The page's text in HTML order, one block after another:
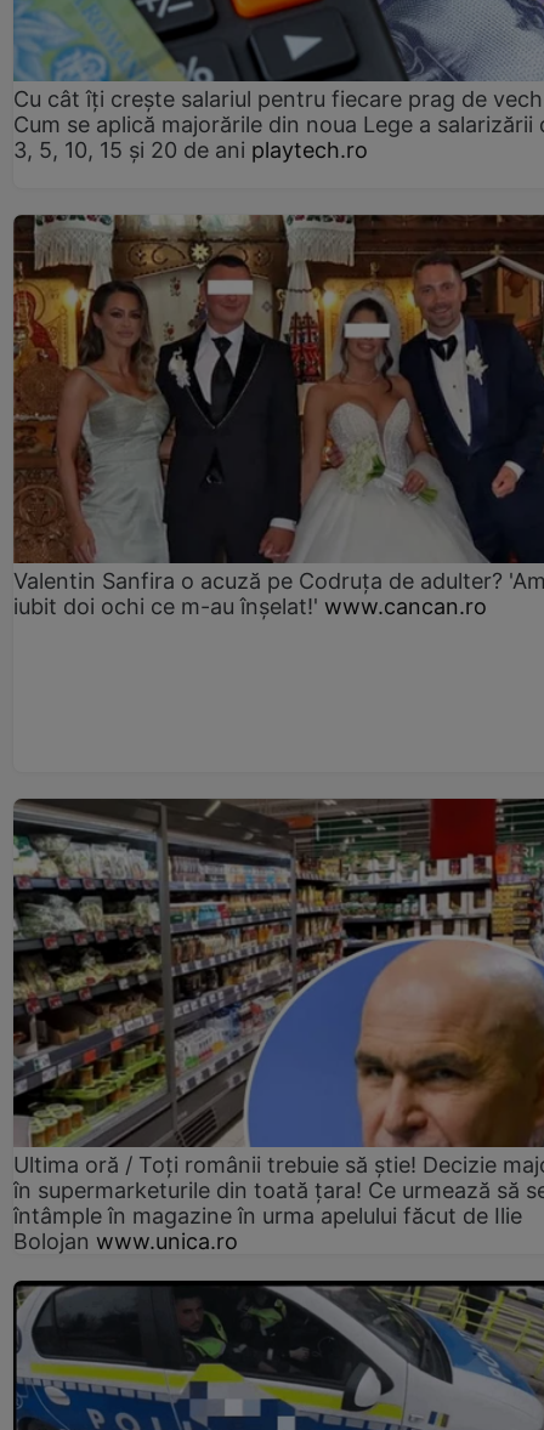
Cu cât îți crește salariul pentru fiecare prag de
Cum se aplică majorările din noua Lege a salarizării
3, 5, 10, 15 și 20 de ani playtech.ro
Valentin Sanfira o acuză pe Codruța de adulter?
iubit doi ochi ce m-au înșelat!' www.cancan.ro
Ultima oră / Toți românii trebuie să știe! Decizie
în supermarketurile din toată țara! Ce urmează să
întâmple în magazine în urma apelului făcut de Ilie
Bolojan www.unica.ro